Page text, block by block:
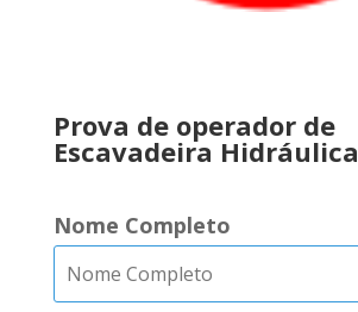
Prova de operador de
Escavadeira Hidráulica
Nome Completo